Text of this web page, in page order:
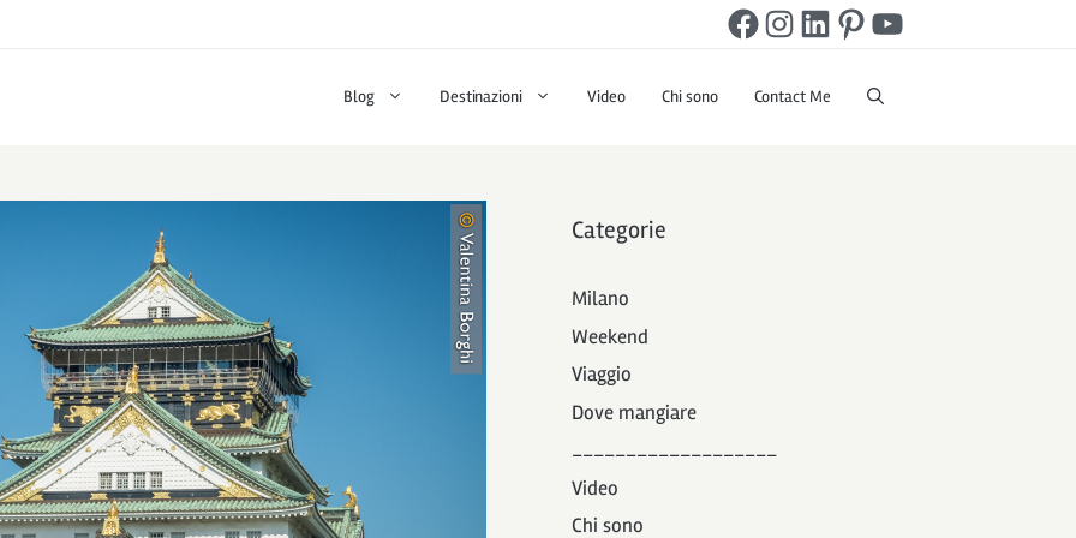
Facebook
Instagram
LinkedIn
Pinterest
YouTube
Blog Destinazioni Video Chi sono Contact Me
Categorie
Milano
Weekend
Viaggio
Dove mangiare
___________________
Video
Chi sono